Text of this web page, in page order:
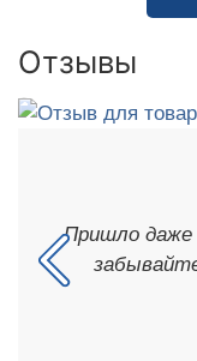
Отзывы
Пришло даже